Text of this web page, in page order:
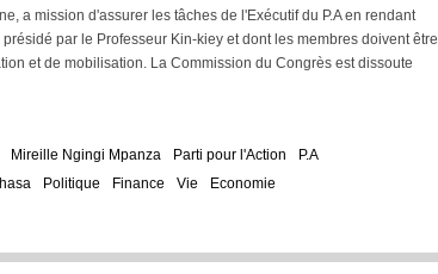
a mission d'assurer les tâches de l'Exécutif du P.A en rendant
par le Professeur Kin-kiey et dont les membres doivent être
et de mobilisation. La Commission du Congrès est dissoute
Mireille Ngingi Mpanza Parti pour l'Action
P.A
Politique Finance Vie Economie